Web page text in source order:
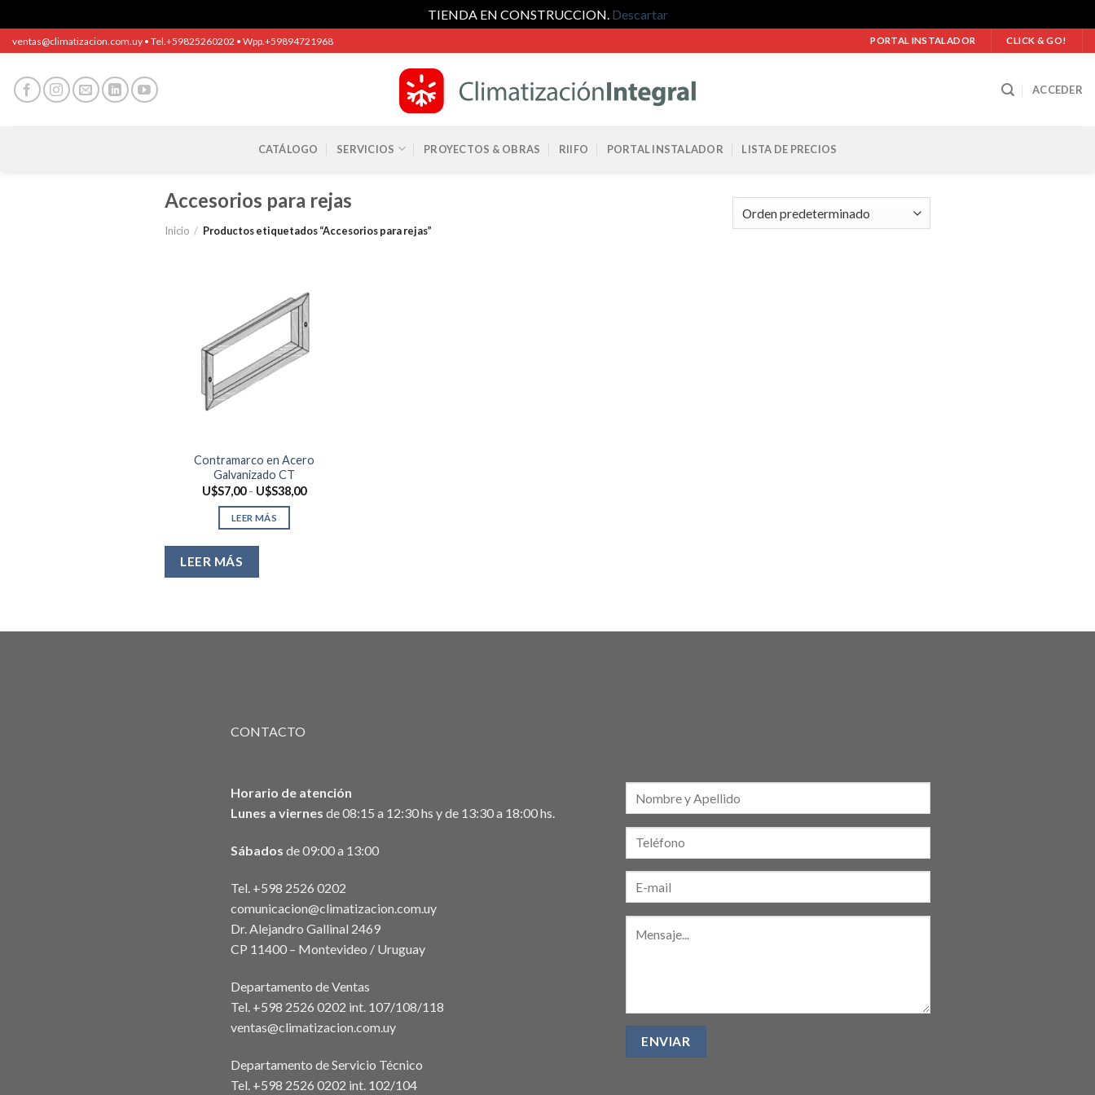
TIENDA EN CONSTRUCCION. Descartar
Saltar
al
contenido
ventas@climatizacion.com.uy • Tel.+59825260202 • Wpp.+59894721968 PORTAL INSTALADOR CLICK & GO!
ACCEDER
CATÁLOGO SERVICIOS PROYECTOS & OBRAS RIIFO PORTAL INSTALADOR LISTA DE PRECIOS
Accesorios para rejas
Inicio / Productos etiquetados “Accesorios para rejas”
Contramarco en Acero
Galvanizado CT
U$S7,00 - U$S38,00Rango
LEER MÁS
LEER MÁS
CONTACTO
Horario de atención
Lunes a viernes de 08:15 a 12:30 hs y de 13:30 a 18:00 hs.
Sábados de 09:00 a 13:00
Tel. +598 2526 0202
comunicacion@climatizacion.com.uy
Dr. Alejandro Gallinal 2469
CP 11400 – Montevideo / Uruguay
Departamento de Ventas
Tel. +598 2526 0202 int. 107/108/118
ventas@climatizacion.com.uy
Departamento de Servicio Técnico
Tel. +598 2526 0202 int. 102/104